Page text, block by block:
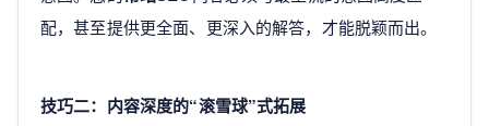
配，甚至提供更全面、更深入的解答，才能脱颖而出。
技巧二：内容深度的“滚雪球”式拓展